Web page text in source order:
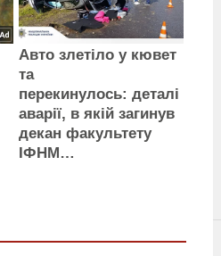
Авто злетіло у кювет
та
перекинулось: деталі
аварії, в якій загинув
декан факультету
ІФНМ…